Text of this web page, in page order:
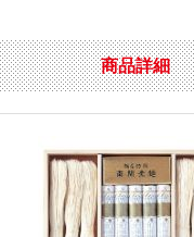
商品詳細